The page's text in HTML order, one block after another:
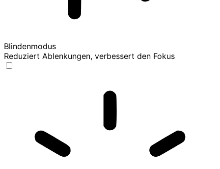
Blindenmodus
Reduziert Ablenkungen, verbessert den Fokus